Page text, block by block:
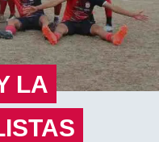
LA